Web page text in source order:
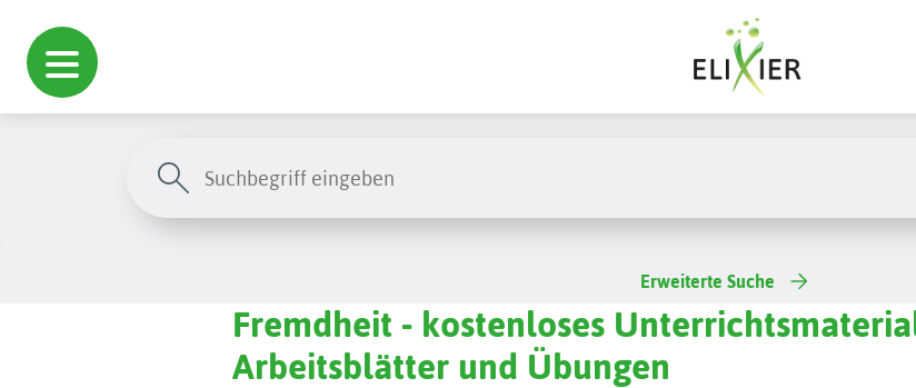
Erweiterte Suche
Fremdheit - kostenloses
Arbeitsblätter und Übungen